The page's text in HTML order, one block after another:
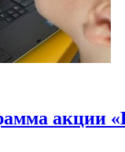
акции